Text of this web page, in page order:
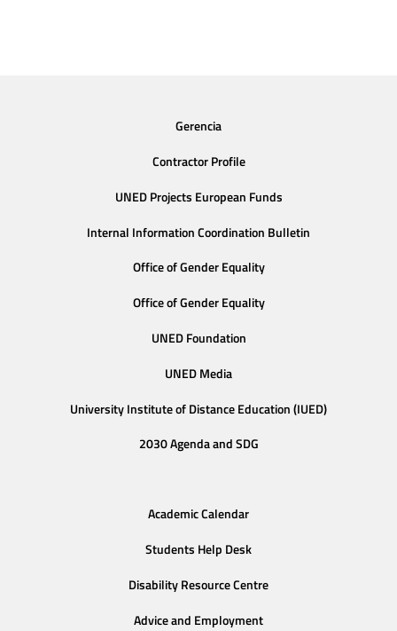
Gerencia
Contractor Profile
UNED Projects European Funds
Internal Information Coordination Bulletin
Office of Gender Equality
Office of Gender Equality
UNED Foundation
UNED Media
University Institute of Distance Education (IUED)
2030 Agenda and SDG
Academic Calendar
Students Help Desk
Disability Resource Centre
Advice and Employment